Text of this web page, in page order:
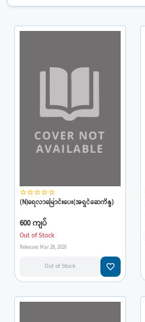
star_borderstar_borderstar_borderstar_borderstar_border
(N)ရေလာမြောင်းပေး(အရှင်ဆေကိန္ဒ)
600 ကျပ်
Out of Stock
Releases Mar 28, 2026
Out of Stock favorite_border